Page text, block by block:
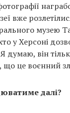
вже
музею
у Херсоні
думаю, він
що це воєнний
далі?